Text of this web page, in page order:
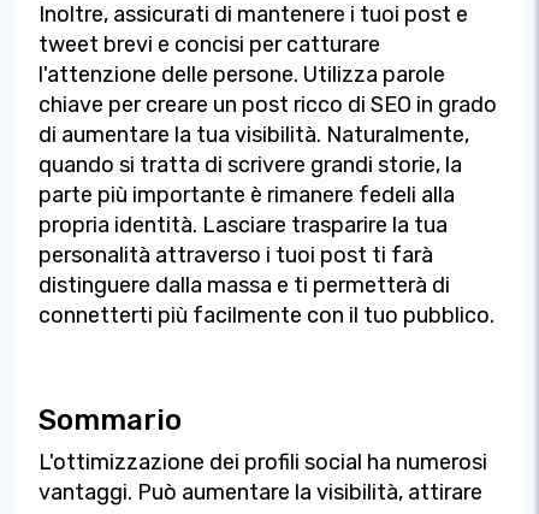
Inoltre, assicurati di mantenere i tuoi post e
tweet brevi e concisi per catturare
l'attenzione delle persone. Utilizza parole
chiave per creare un post ricco di SEO in grado
di aumentare la tua visibilità. Naturalmente,
quando si tratta di scrivere grandi storie, la
parte più importante è rimanere fedeli alla
propria identità. Lasciare trasparire la tua
personalità attraverso i tuoi post ti farà
distinguere dalla massa e ti permetterà di
connetterti più facilmente con il tuo pubblico.
Sommario
L'ottimizzazione dei profili social ha numerosi
vantaggi. Può aumentare la visibilità, attirare